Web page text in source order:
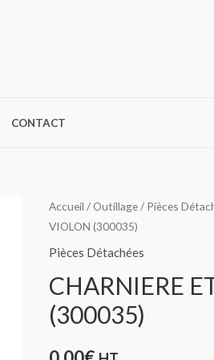
CONTACT
Accueil /Outillage/ Pièces
VIOLON (300035)
Pièces Détachées
CHARNIERE
(300035)